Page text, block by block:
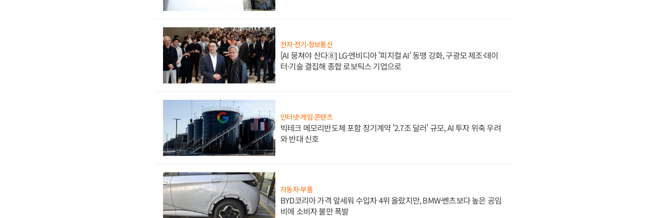
전자·전기·정보통신
[AI 뭉쳐야 산다⑧] LG·엔비디아 '피지컬 AI' 동맹 강화, 구광모 제조·데이
터·기술 결집해 종합 로보틱스 기업으로
인터넷·게임·콘텐츠
빅테크 메모리반도체 포함 장기계약 '2.7조 달러' 규모, AI 투자 위축 우려
와 반대 신호
자동차·부품
BYD코리아 가격 앞세워 수입차 4위 올랐지만, BMW·벤츠보다 높은 공임
비에 소비자 불만 폭발